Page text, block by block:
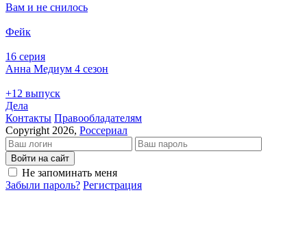
Вам и не снилось
Фейк
16 серия
Анна Медиум 4 сезон
+12 выпуск
Дела
Кон­так­ты Пра­во­об­ла­да­те­лям
Copyright 2026, Россериал
Войти на сайт
Не запоминать меня
Забыли пароль? Регистрация